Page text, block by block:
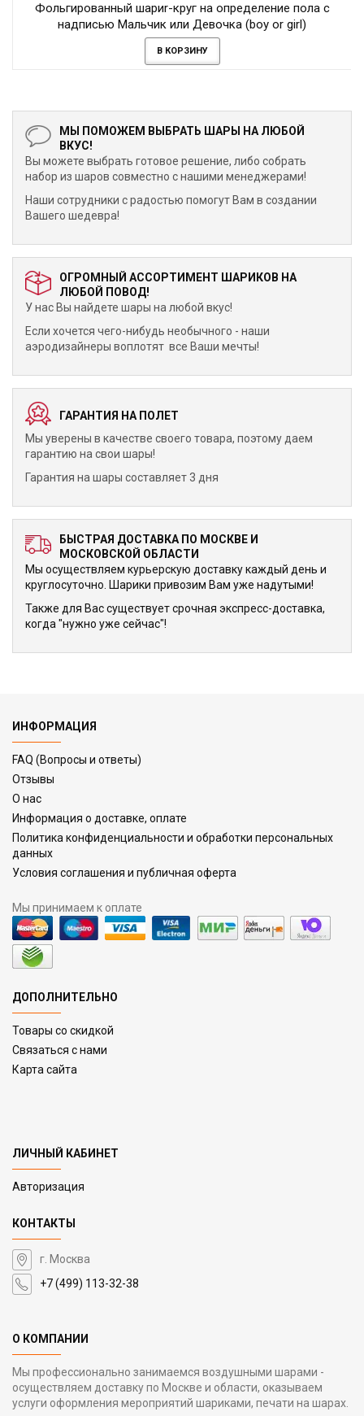
Фольгированный шариr-круг на определение пола с
надписью Мальчик или Девочка (boy or girl)
В КОРЗИНУ
МЫ ПОМОЖЕМ ВЫБРАТЬ ШАРЫ НА ЛЮБОЙ
ВКУС!
Вы можете выбрать готовое решение, либо собрать
набор из шаров совместно с нашими менеджерами!
Наши сотрудники с радостью помогут Вам в создании
Вашего шедевра!
ОГРОМНЫЙ АССОРТИМЕНТ ШАРИКОВ НА
ЛЮБОЙ ПОВОД!
У нас Вы найдете шары на любой вкус!
Если хочется чего-нибудь необычного - наши
аэродизайнеры воплотят все Ваши мечты!
ГАРАНТИЯ НА ПОЛЕТ
Мы уверены в качестве своего товара, поэтому даем
гарантию на свои шары!
Гарантия на шары составляет 3 дня
БЫСТРАЯ ДОСТАВКА ПО МОСКВЕ И
МОСКОВСКОЙ ОБЛАСТИ
Мы осуществляем курьерскую доставку каждый день и
круглосуточно. Шарики привозим Вам уже надутыми!
Также для Вас существует срочная экспресс-доставка,
когда "нужно уже сейчас"!
ИНФОРМАЦИЯ
FAQ (Вопросы и ответы)
Отзывы
О нас
Информация о доставке, оплате
Политика конфиденциальности и обработки персональных
данных
Условия соглашения и публичная оферта
Мы принимаем к оплате
ДОПОЛНИТЕЛЬНО
Товары со скидкой
Связаться с нами
Карта сайта
ЛИЧНЫЙ КАБИНЕТ
Авторизация
КОНТАКТЫ
г. Москва
+7 (499) 113-32-38
О КОМПАНИИ
Мы профессионально занимаемся воздушными шарами -
осуществляем доставку по Москве и области, оказываем
услуги оформления мероприятий шариками, печати на шарах.